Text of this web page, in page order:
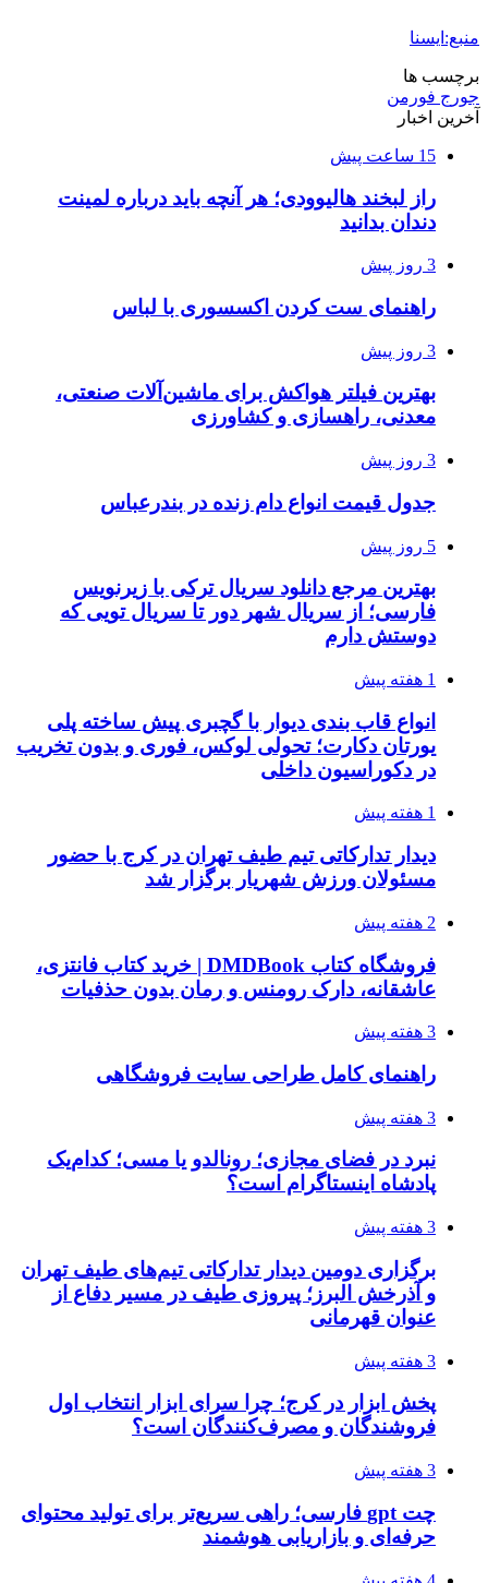
منبع:ایسنا
برچسب ها
جورج فورمن
آخرین اخبار
15 ساعت پیش
راز لبخند هالیوودی؛ هر آنچه باید درباره لمینت
دندان بدانید
3 روز پیش
راهنمای ست کردن اکسسوری با لباس
3 روز پیش
بهترین فیلتر هواکش برای ماشین‌آلات صنعتی،
معدنی، راهسازی و کشاورزی
3 روز پیش
جدول قیمت انواع دام زنده در بندرعباس
5 روز پیش
بهترین مرجع دانلود سریال ترکی با زیرنویس
فارسی؛ از سریال شهر دور تا سریال تویی که
دوستش دارم
1 هفته پیش
انواع قاب بندی دیوار با گچبری پیش ساخته پلی
یورتان دکارت؛ تحولی لوکس، فوری و بدون تخریب
در دکوراسیون داخلی
1 هفته پیش
دیدار تدارکاتی تیم طیف تهران در کرج با حضور
مسئولان ورزش شهریار برگزار شد
2 هفته پیش
فروشگاه کتاب DMDBook | خرید کتاب فانتزی،
عاشقانه، دارک رومنس و رمان بدون حذفیات
3 هفته پیش
راهنمای کامل طراحی سایت فروشگاهی
3 هفته پیش
نبرد در فضای مجازی؛ رونالدو یا مسی؛ کدام‌یک
پادشاه اینستاگرام است؟
3 هفته پیش
برگزاری دومین دیدار تدارکاتی تیم‌های طیف تهران
و آذرخش البرز؛ پیروزی طیف در مسیر دفاع از
عنوان قهرمانی
3 هفته پیش
پخش ابزار در کرج؛ چرا سرای ابزار انتخاب اول
فروشندگان و مصرف‌کنندگان است؟
3 هفته پیش
چت gpt فارسی؛ راهی سریع‌تر برای تولید محتوای
حرفه‌ای و بازاریابی هوشمند